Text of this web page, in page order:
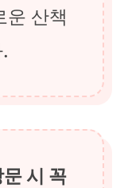
운 산책
시 꼭